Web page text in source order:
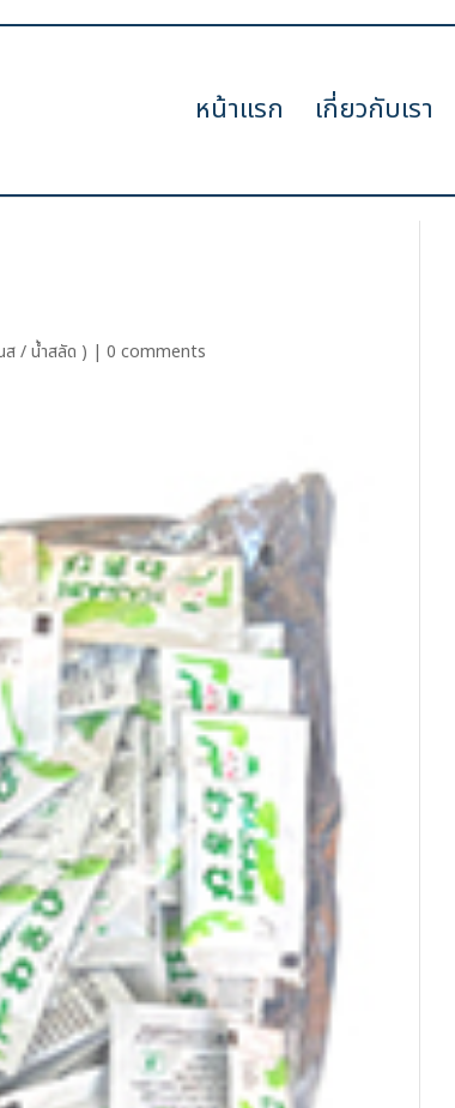
หน้าแรก เกี่ยวกับเรา
ส / น้ำสลัด ) |0 comments